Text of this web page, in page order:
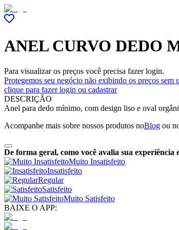
ANEL CURVO DEDO
Para visualizar os preços você precisa fazer login.
Protegemos seu negócio não exibindo os preços sem
clique para fazer login ou cadastrar
DESCRIÇÃO
Anel para dedo mínimo, com design liso e oval
Acompanhe mais sobre nossos produtos noBlog ou
De forma geral, como você avalia sua experiência
Muito Insatisfeito
Insatisfeito
Regular
Satisfeito
Muito Satisfeito
BAIXE O APP: